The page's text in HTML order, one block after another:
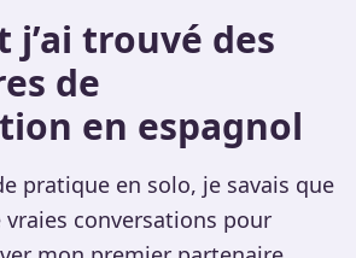
j’ai trouvé des
de
en espagnol
pratique en solo, je savais que
vraies conversations pour